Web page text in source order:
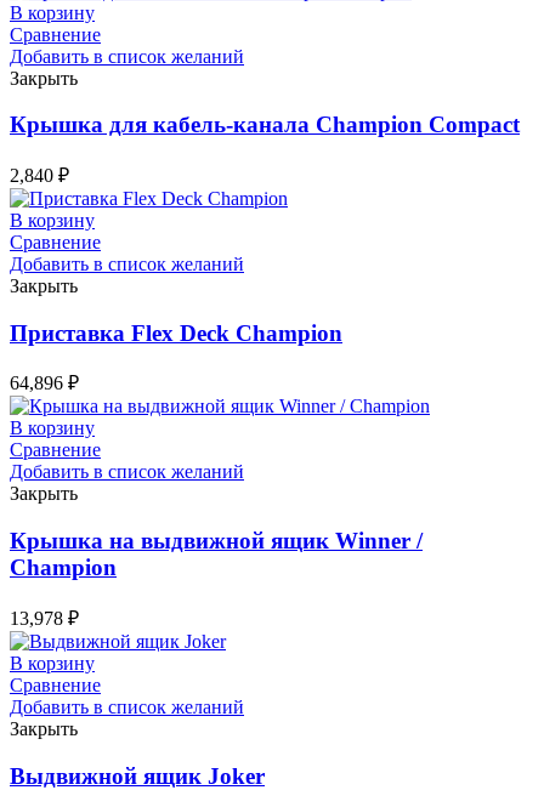
В корзину
Сравнение
Добавить в список желаний
Закрыть
Крышка для кабель-канала Champion Compact
2,840 ₽
В корзину
Сравнение
Добавить в список желаний
Закрыть
Приставка Flex Deck Champion
64,896 ₽
В корзину
Сравнение
Добавить в список желаний
Закрыть
Крышка на выдвижной ящик Winner /
Champion
13,978 ₽
В корзину
Сравнение
Добавить в список желаний
Закрыть
Выдвижной ящик Joker